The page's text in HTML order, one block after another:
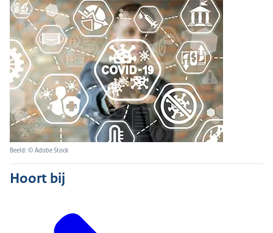
Beeld: © Adobe Stock
Hoort bij